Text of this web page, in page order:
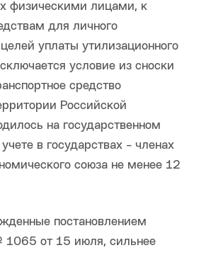
физическими лицами, к
для личного
уплаты утилизационного
условие из сноски
средство
Российской
на государственном
в государствах - членах
союза не менее 12
постановлением
1065 от 15 июля, сильнее